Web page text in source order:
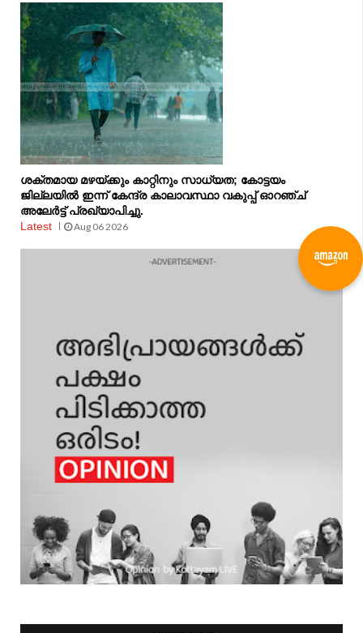
ശക്തമായ മഴയ്ക്കും കാറ്റിനും സാധ്യത; കോട്ടയം
ജില്ലയിൽ ഇന്ന് കേന്ദ്ര കാലാവസ്ഥാ വകുപ്പ് ഓറഞ്ച്
അലേർട്ട് പ്രഖ്യാപിച്ചു.
Latest
Aug 06 2026